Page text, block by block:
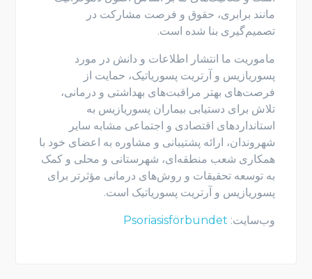
مانند برابری، حقوق و فرصت مشارکت در
تصمیم‌گیری بنا شده است.
ماموریت ما انتشار اطلاعات و دانش در مورد
پسوریازیس و آرتریت پسوریاتیک، حمایت از
فرصت‌های بهتر مراقبت‌های بهداشتی و درمانی،
تلاش برای دستیابی بیماران پسوریازیس به
استانداردهای اقتصادی و اجتماعی مشابه سایر
شهروندان، ارائه پشتیبانی و مشاوره به اعضای خود با
همکاری شعب منطقه‌ای، شهرستانی و محلی و کمک
به توسعه تحقیقات و روش‌های درمانی مؤثرتر برای
پسوریازیس و آرتریت پسوریاتیک است.
وب‌سایت: Psoriasisförbundet